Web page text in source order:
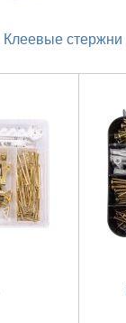
Клеевые стержни